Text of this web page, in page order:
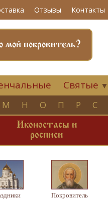
Отзывы Контакты
мой покровитель?
Святые ▼
М Н О П Р С
Иконостасы и
росписи
Покровитель